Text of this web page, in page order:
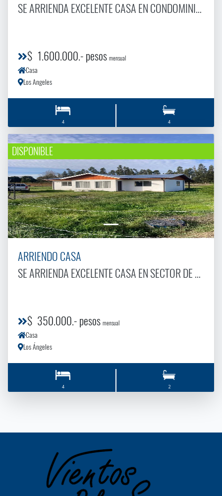
SE ARRIENDA EXCELENTE CASA EN CONDOMINIO COUNTRY SANTA ELIANA
$ 1.600.000.- pesos mensual
Casa
Los Angeles
4 4
DISPONIBLE
ARRIENDO CASA
SE ARRIENDA EXCELENTE CASA EN SECTOR DE GRANEROS COMúN DE NEGRETE
$ 350.000.- pesos mensual
Casa
Los Ángeles
4 2